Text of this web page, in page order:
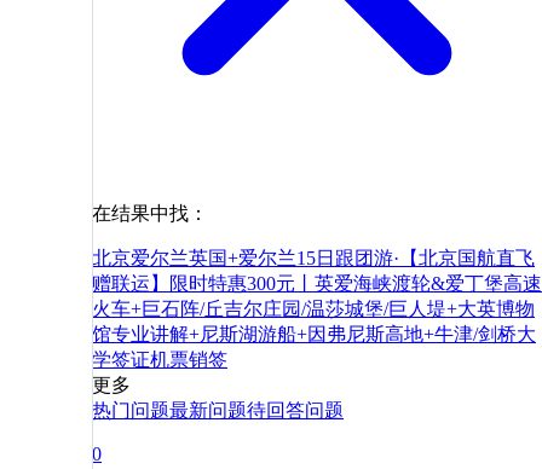
在结果中找：
北京爱尔兰英国+爱尔兰15日跟团游·【北京国航直飞
赠联运】限时特惠300元丨英爱海峡渡轮&爱丁堡高速
火车+巨石阵/丘吉尔庄园/温莎城堡/巨人堤+大英博物
馆专业讲解+尼斯湖游船+因弗尼斯高地+牛津/剑桥大
学签证机票销签
更多
热门问题最新问题待回答问题
0